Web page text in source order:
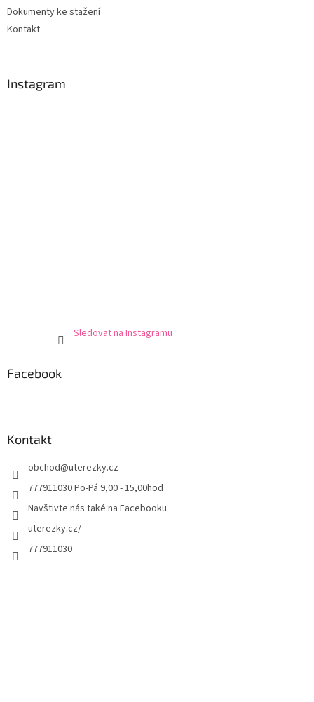
Dokumenty ke stažení
Kontakt
Instagram
Sledovat na Instagramu
Facebook
Kontakt
obchod@uterezky.cz
777911030 Po-Pá 9,00 - 15,00hod
Navštivte nás také na Facebooku
uterezky.cz/
777911030